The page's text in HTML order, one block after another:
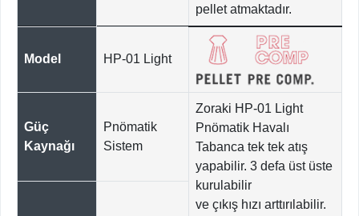
pellet atmaktadır.
Model HP-01 Light
Güç
Kaynağı
Pnömatik
Sistem
Zoraki HP-01 Light
Pnömatik Havalı
Tabanca tek tek atış
yapabilir. 3 defa üst üste
kurulabilir
ve çıkış hızı arttırılabilir.